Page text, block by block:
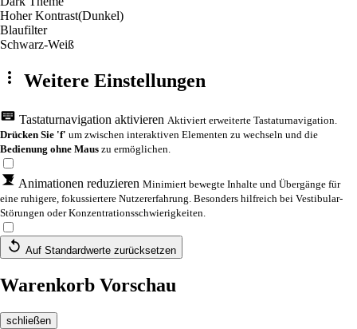
Hoher Kontrast(Dunkel)
Blaufilter
Schwarz-Weiß
Weitere Einstellungen
Tastaturnavigation aktivieren Aktiviert erweiterte Tastaturnavigation.
Drücken Sie 'f' um zwischen interaktiven Elementen zu wechseln und die
Bedienung ohne Maus zu ermöglichen.
Animationen reduzieren Minimiert bewegte Inhalte und Übergänge für
eine ruhigere, fokussiertere Nutzererfahrung. Besonders hilfreich bei Vestibular-
Störungen oder Konzentrationsschwierigkeiten.
Auf Standardwerte zurücksetzen
Warenkorb Vorschau
schließen